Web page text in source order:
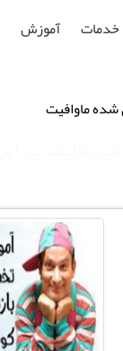
خدمات آموزش